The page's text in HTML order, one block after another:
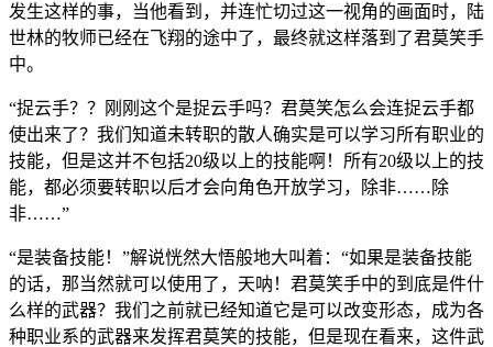
发生这样的事，当他看到，并连忙切过这一视角的画面时，陆
世林的牧师已经在飞翔的途中了，最终就这样落到了君莫笑手
中。
“捉云手？？刚刚这个是捉云手吗？君莫笑怎么会连捉云手都
使出来了？我们知道未转职的散人确实是可以学习所有职业的
技能，但是这并不包括20级以上的技能啊！所有20级以上的技
能，都必须要转职以后才会向角色开放学习，除非……除
非……”
“是装备技能！”解说恍然大悟般地大叫着：“如果是装备技能
的话，那当然就可以使用了，天呐！君莫笑手中的到底是件什
么样的武器？我们之前就已经知道它是可以改变形态，成为各
种职业系的武器来发挥君莫笑的技能，但是现在看来，这件武